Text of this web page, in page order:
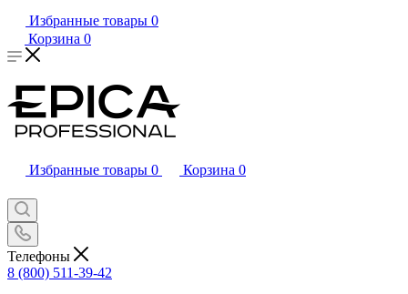
Избранные товары 0
Корзина 0
Избранные товары 0 Корзина 0
Телефоны
8 (800) 511-39-42